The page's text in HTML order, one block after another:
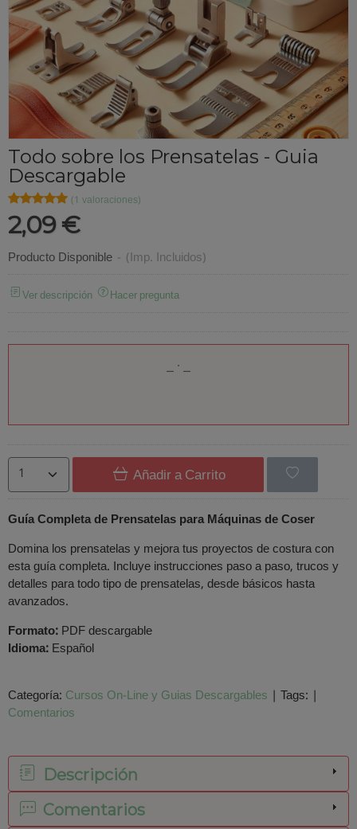
Todo sobre los Prensatelas - Guia
Descargable
★★★★★
★★★★★ (1 valoraciones)
2,09 €
Producto Disponible - (Imp. Incluidos)
Ver descripción Hacer pregunta
Añadir a Carrito
Guía Completa de Prensatelas para Máquinas de Coser
Domina los prensatelas y mejora tus proyectos de costura con
esta guía completa. Incluye instrucciones paso a paso, trucos y
detalles para todo tipo de prensatelas, desde básicos hasta
avanzados.
Formato:PDF descargable
Idioma:Español
Categoría: Cursos On-Line y Guias Descargables | Tags: |
Comentarios
Descripción
Comentarios